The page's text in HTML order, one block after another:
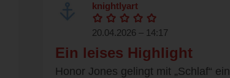
knightlyart
20.04.2026 – 14:17
Ein leises Highlight
Honor Jones gelingt mit „Schlaf“ ein